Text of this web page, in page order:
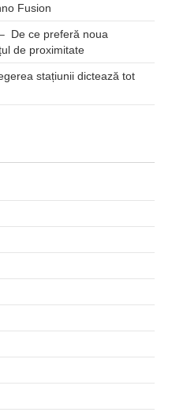
Fusion
De ce preferă noua
de proximitate
stațiunii dictează tot